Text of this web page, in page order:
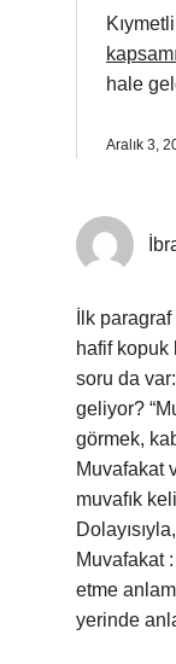
kapsamı
hale
Aralık 3,
İlk
hafif kopuk
soru da
geliyor?
görmek,
Muvafakat
muvafık
Muvafakat
etme
yerinde